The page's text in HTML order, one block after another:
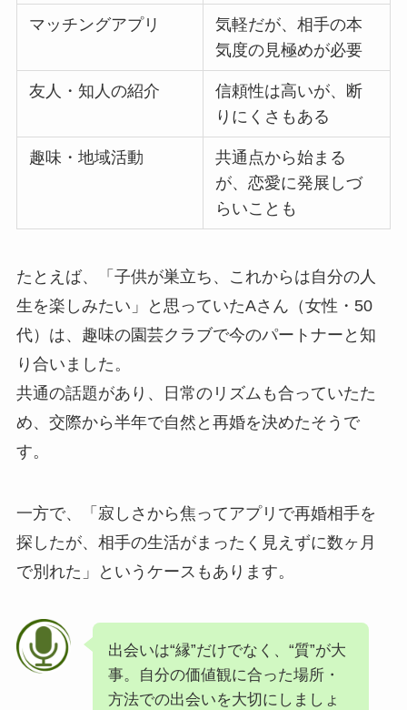
マッチングアプリ
気軽だが、相手の本
気度の見極めが必要
友人・知人の紹介
信頼性は高いが、断
りにくさもある
趣味・地域活動
共通点から始まる
が、恋愛に発展しづ
らいことも
たとえば、「子供が巣立ち、これからは自分の人
生を楽しみたい」と思っていたAさん（女性・50
代）は、趣味の園芸クラブで今のパートナーと知
り合いました。
共通の話題があり、日常のリズムも合っていたた
め、交際から半年で自然と再婚を決めたそうで
す。
一方で、「寂しさから焦ってアプリで再婚相手を
探したが、相手の生活がまったく見えずに数ヶ月
で別れた」というケースもあります。
出会いは“縁”だけでなく、“質”が大
事。自分の価値観に合った場所・
方法での出会いを大切にしましょ